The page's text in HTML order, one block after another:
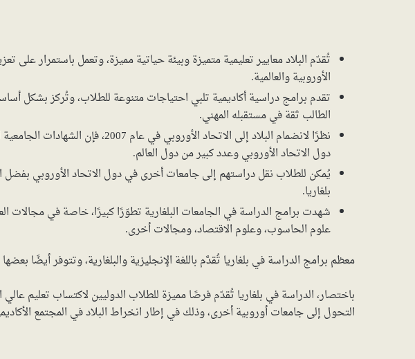
تُقدّم البلاد معايير تعليمية متميزة وبيئة حياتية مميزة، وتعمل باستمرار على
الأوروبية والعالمية.
تقدم برامج دراسية أكاديمية تلبي احتياجات متنوعة للطلاب، وتُركز بشكل
الطالب ثقة في مستقبله المهني.
نظرًا لانضمام البلاد إلى الاتحاد
دول الاتحاد الأوروبي وعدد كبير من دول العالم.
يُمكن للطلاب نقل دراستهم إلى جامعات أخرى في دول الاتحاد الأوروبي بفضل
بلغاريا.
شهدت برامج الدراسة في الجامعات البلغارية تطوّرًا كبيرًا، خاصة في مجالات
علوم الحاسوب، وعلوم الاقتصاد، ومجالات أخرى.
معظم برامج الدراسة في بلغاريا تُقدَّم باللغة الإنجليزية والبلغارية، وتتوفر أيضًا بعضها
باختصار، الدراسة في بلغاريا تُقدّم فرصًا مميزة للطلاب الدوليين لاكتساب تعليم
التحول إلى جامعات أوروبية أخرى، وذلك في إطار انخراط البلاد في المجتمع